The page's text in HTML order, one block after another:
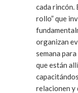
cada rincón.
rollo” que
organizan
semana
que están
relacionen y